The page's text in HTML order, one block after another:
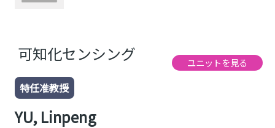
可知化センシング ユニットを見る
特任准教授
YU, Linpeng